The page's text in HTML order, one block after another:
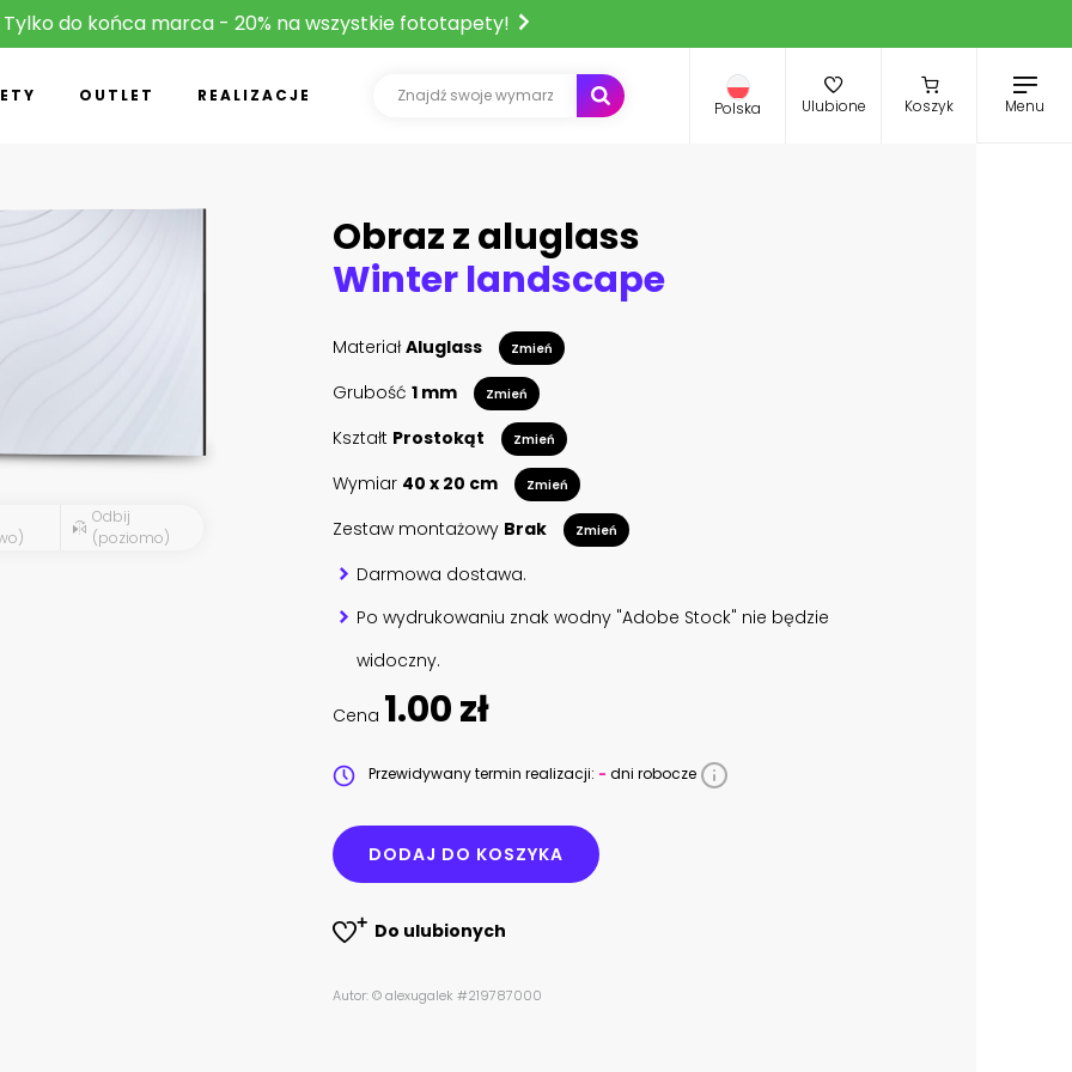
Tylko do końca marca - 20% na wszystkie fototapety!
OUTLET REALIZACJE
Polska Ulubione Koszyk Menu
Odbij
(poziomo)
Obraz z aluglass
Winter landscape
MateriałAluglass Zmień
Grubość 1 mm Zmień
Kształt Prostokąt Zmień
Wymiar 40 x 20 cm Zmień
Zestaw montażowy Brak Zmień
Darmowa dostawa.
Po wydrukowaniu znak wodny "Adobe Stock" nie będzie
widoczny.
Cena 1.00 zł
Przewidywany termin realizacji: - dni robocze
DODAJ DO KOSZYKA
Do ulubionych
Autor: © alexugalek #219787000